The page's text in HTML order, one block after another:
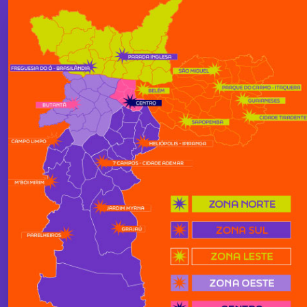
Veja toda a programação na lista
CADASTRO
COMPARTILHE
COM OS AMIGOS
MEUS FAVORITOS
Seu planejamento
NOTÍCIAS DA VIRADA
Prefeitura SP
SESC NA VIRADA
SESC São Paulo
VAI DE VIRADA?
VAI DE METRÔ!
Moovit App